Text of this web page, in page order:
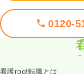
0120-
看護roo!転職とは